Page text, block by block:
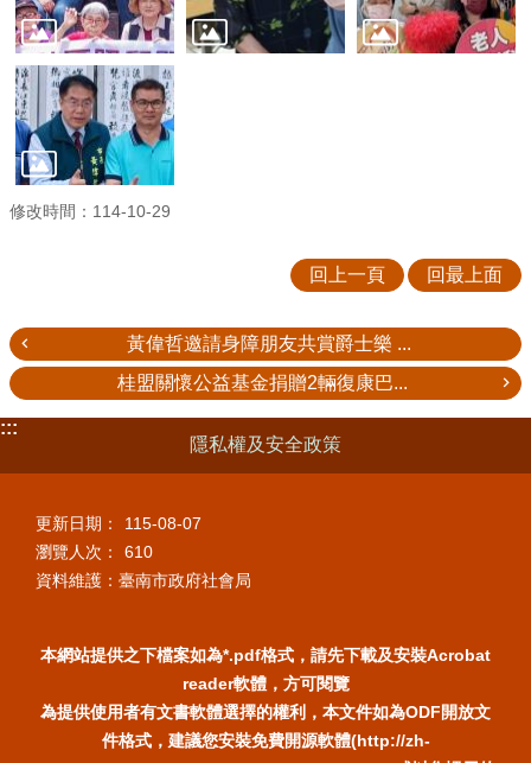
修改時間：114-10-29
回上一頁 回最上面
黃偉哲邀請身障朋友共賞爵士樂 ...
桂盟關懷公益基金捐贈2輛復康巴...
:::
隱私權及安全政策
更新日期：
115-08-07
瀏覽人次：
610
資料維護：臺南市政府社會局
本網站提供之下檔案如為*.pdf格式，請先下載及安裝Acrobat
reader軟體，方可閱覽
為提供使用者有文書軟體選擇的權利，本文件如為ODF開放文
件格式，建議您安裝免費開源軟體(http://zh-